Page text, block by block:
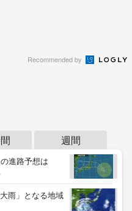
Recommended by
週間
の進路予想は
雨」となる地域